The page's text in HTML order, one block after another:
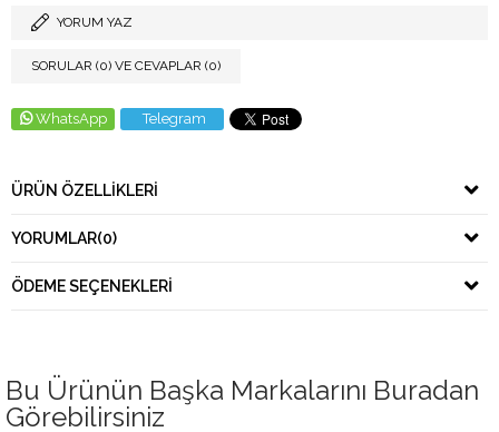
YORUM YAZ
SORULAR (0) VE CEVAPLAR (0)
WhatsApp Telegram
ÜRÜN ÖZELLIKLERI
YORUMLAR(0)
ÖDEME SEÇENEKLERI
Bu Ürünün Başka Markalarını Buradan
Görebilirsiniz